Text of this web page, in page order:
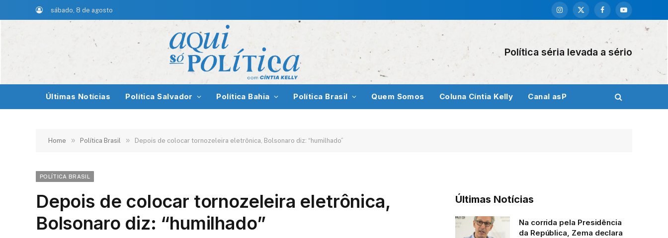
sábado, 8 de agosto
Instagram
X
FacebookYouTube
Política séria levada a sério
Últimas Notícias Política Salvador Política Bahia Política Brasil Quem Somos Coluna Cíntia Kelly Canal asP
Home » Política Brasil » Depois de colocar tornozeleira eletrônica, Bolsonaro diz: “humilhado”
POLÍTICA BRASIL
Depois de colocar tornozeleira eletrônica,
Bolsonaro diz: “humilhado”
Últimas Notícias
Na corrida pela Presidência
da República, Zema declara